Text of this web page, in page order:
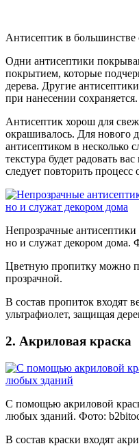
Антисептик в
Одни антисептики
покрытием, которые
дерева. Другие
при нанесении сохраняется.
Антисептик хорош для
окрашивалось. Для нового
антисептиком в несколько
текстура будет радовать
следует повторить
Непрозрачные
но и служат декором дома.
Цветную пропитку можно
прозрачной.
В состав пропиток входят
ультрафиолет, защищая
2. Акриловая краска
С помощью акриловой
любых зданий. Фото:
В состав краски входят